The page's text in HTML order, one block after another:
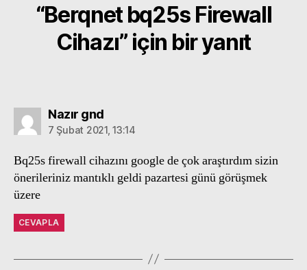
“Berqnet bq25s Firewall
Cihazı” için bir yanıt
Nazır gnddiyorki:
7 Şubat 2021, 13:14
Bq25s firewall cihazını google de çok araştırdım sizin
önerileriniz mantıklı geldi pazartesi günü görüşmek
üzere
CEVAPLA